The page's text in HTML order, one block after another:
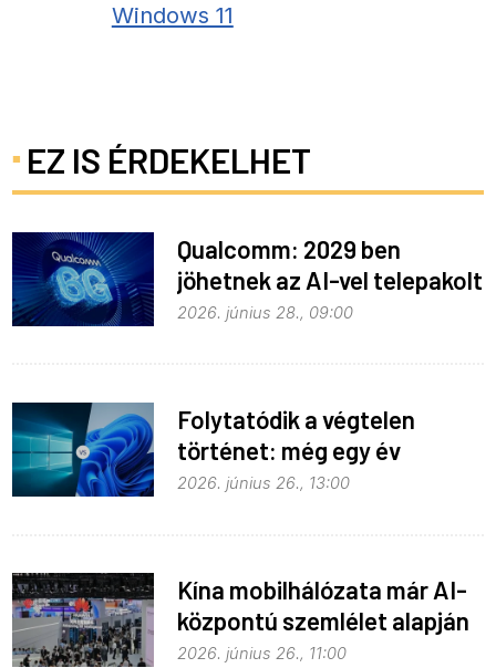
Windows 11
EZ IS ÉRDEKELHET
Qualcomm: 2029 ben
jöhetnek az AI-vel telepakolt
6G-s telefonok
2026. június 28., 09:00
Folytatódik a végtelen
történet: még egy év
haladék a Windows 10-nek
2026. június 26., 13:00
Kína mobilhálózata már AI-
központú szemlélet alapján
fejlődik
2026. június 26., 11:00